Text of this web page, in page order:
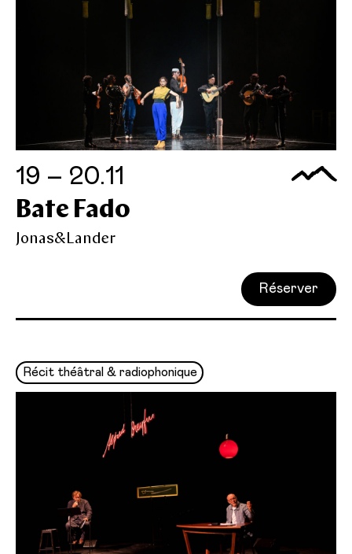
19 – 20.11
Bate Fado
Jonas&Lander
Réserver
Récit théâtral & radiophonique